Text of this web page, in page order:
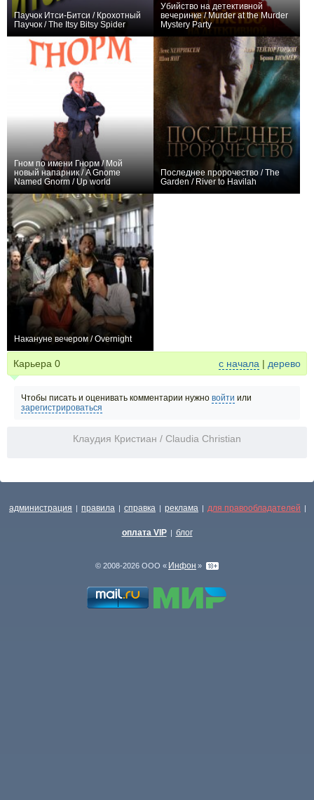
Паучок Итси-Битси / Крохотный
Паучок / The Itsy Bitsy Spider
Убийство на детективной
вечеринке / Murder at the Murder
Mystery Party
Гном по имени Гнорм / Мой
новый напарник / A Gnome
Named Gnorm / Up world
Последнее пророчество / The
Garden / River to Havilah
Накануне вечером / Overnight
Карьера 0 с начала | дерево
Чтобы писать и оценивать комментарии нужно войти или
зарегистрироваться
Клаудия Кристиан / Claudia Christian
администрация | правила | справка | реклама | для правообладателей |
оплата VIP | блог
© 2008-2026 ООО « Инфон »